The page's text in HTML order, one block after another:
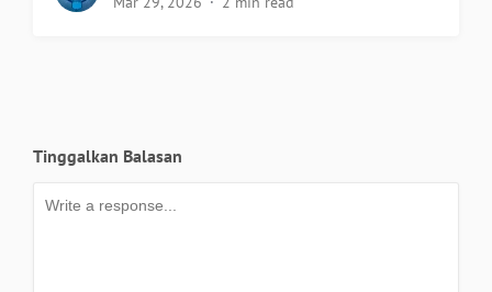
Tinggalkan Balasan